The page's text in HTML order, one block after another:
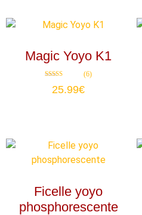
Magic Yoyo K1
4.83
(6)
25.99€
Ficelle yoyo
phosphorescente